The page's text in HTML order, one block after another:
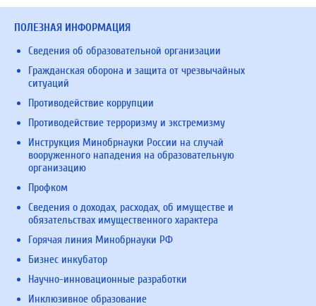
ПОЛЕЗНАЯ ИНФОРМАЦИЯ
Сведения об образовательной организации
Гражданская оборона и защита от чрезвычайных
ситуаций
Противодействие коррупции
Противодействие терроризму и экстремизму
Инструкция Минобрнауки России на случай
вооруженного нападения на образовательную
организацию
Профком
Сведения о доходах, расходах, об имуществе и
обязательствах имущественного характера
Горячая линия Минобрнауки РФ
Бизнес инкубатор
Научно-инновационные разработки
Инклюзивное образование